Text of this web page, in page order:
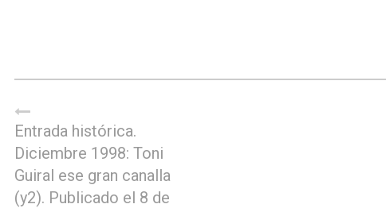
Entrada histórica.
Diciembre 1998: Toni
Guiral ese gran canalla
(y2). Publicado el 8 de